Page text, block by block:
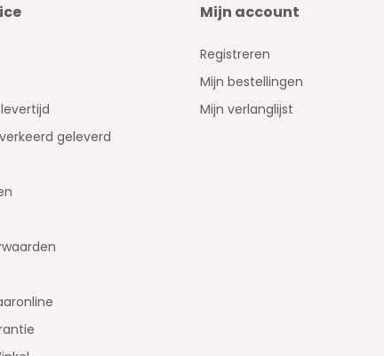
geleverd
Mijn account
Registreren
Mijn bestellingen
Mijn verlanglijst